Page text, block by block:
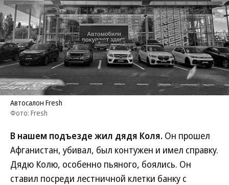
Автосалон Fresh
Фото: Fresh
В нашем подъезде жил дядя Коля. Он прошел
Афганистан, убивал, был контужен и имел справку.
Дядю Колю, особенно пьяного, боялись. Он
ставил посреди лестничной клетки банку с